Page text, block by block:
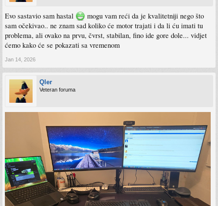
Evo sastavio sam hastal
mogu vam reći da je kvalitetniji nego što
sam očekivao.. ne znam sad koliko će motor trajati i da li ću imati tu
problema, ali ovako na prvu, čvrst, stabilan, fino ide gore dole... vidjet
ćemo kako će se pokazati sa vremenom
Jan 14, 2026
Qler
Veteran foruma